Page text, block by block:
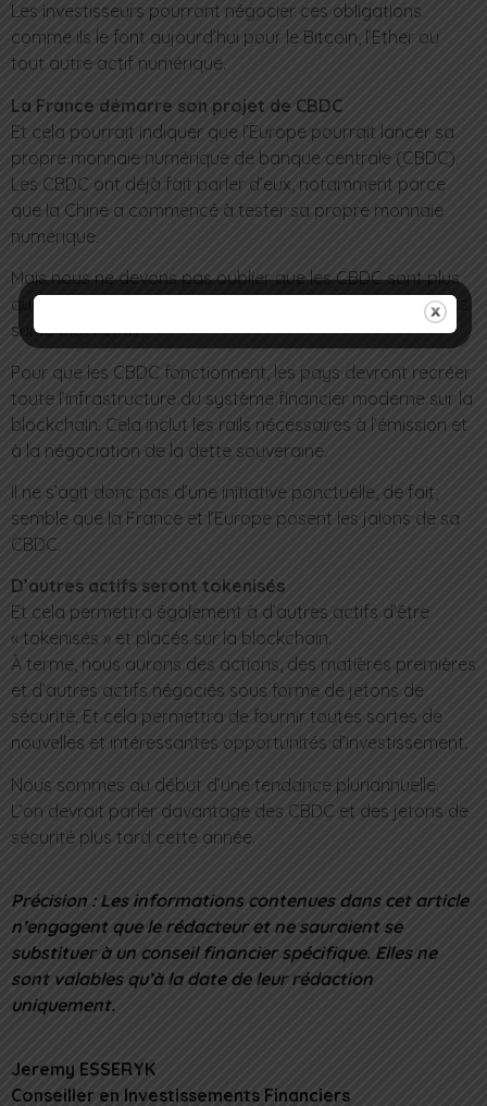
Les investisseurs pourront négocier ces obligations
comme ils le font aujourd’hui pour le Bitcoin, l’Ether ou
tout autre actif numérique.
La France démarre son projet de CBDC
Et cela pourrait indiquer que l’Europe pourrait lancer sa
propre monnaie numérique de banque centrale (CBDC).
Les CBDC ont déjà fait parler d’eux, notamment parce
que la Chine a commencé à tester sa propre monnaie
numérique.
Mais nous ne devons pas oublier que les CBDC sont plus
que de simples versions des monnaies nationales basées
sur la blockchain.
Pour que les CBDC fonctionnent, les pays devront recréer
toute l’infrastructure du système financier moderne sur la
blockchain. Cela inclut les rails nécessaires à l’émission et
à la négociation de la dette souveraine.
Il ne s’agit donc pas d’une initiative ponctuelle, de fait,
semble que la France et l’Europe posent les jalons de sa
CBDC.
D’autres actifs seront tokenisés
Et cela permettra également à d’autres actifs d’être
« tokenisés » et placés sur la blockchain.
À terme, nous aurons des actions, des matières premières
et d’autres actifs négociés sous forme de jetons de
sécurité. Et cela permettra de fournir toutes sortes de
nouvelles et intéressantes opportunités d’investissement.
Nous sommes au début d’une tendance pluriannuelle.
L’on devrait parler davantage des CBDC et des jetons de
sécurité plus tard cette année.
Précision : Les informations contenues dans cet article
n’engagent que le rédacteur et ne sauraient se
substituer à un conseil financier spécifique. Elles ne
sont valables qu’à la date de leur rédaction
uniquement.
Jeremy ESSERYK
Conseiller en Investissements Financiers